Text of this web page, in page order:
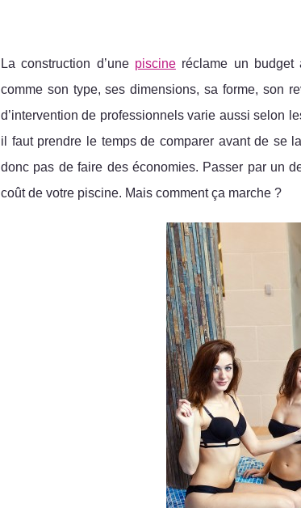
La construction d’une piscineréclame un budget
comme son type, ses dimensions, sa forme, son
d’intervention de professionnels varie aussi selon
il faut prendre le temps de comparer avant de se
donc pas de faire des économies. Passer par un
coût de votre piscine. Mais comment ça marche ?